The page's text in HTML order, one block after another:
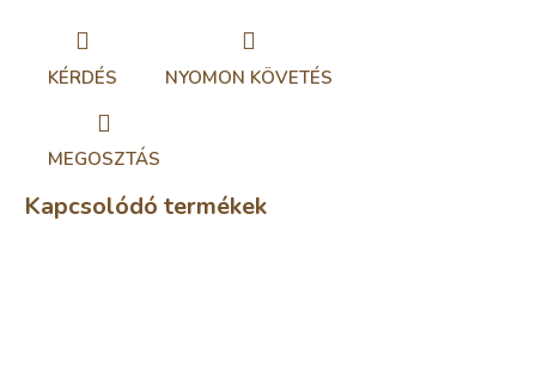
KÉRDÉS NYOMON KÖVETÉS
MEGOSZTÁS
Kapcsolódó termékek